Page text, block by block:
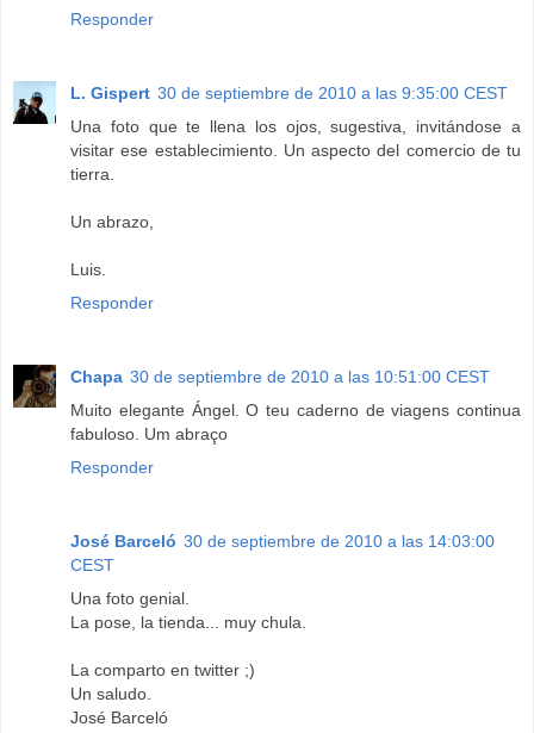
Responder
L. Gispert 30 de septiembre de 2010 a las 9:35:00 CEST
Una foto que te llena los ojos, sugestiva, invitándose a
visitar ese establecimiento. Un aspecto del comercio de tu
tierra.
Un abrazo,
Luis.
Responder
Chapa 30 de septiembre de 2010 a las 10:51:00 CEST
Muito elegante Ángel. O teu caderno de viagens continua
fabuloso. Um abraço
Responder
José Barceló 30 de septiembre de 2010 a las 14:03:00
CEST
Una foto genial.
La pose, la tienda... muy chula.
La comparto en twitter ;)
Un saludo.
José Barceló